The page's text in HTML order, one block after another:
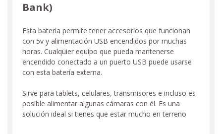
Bank)
Esta batería permite tener accesorios que funcionan
con 5v y alimentación USB encendidos por muchas
horas. Cualquier equipo que pueda mantenerse
encendido conectado a un puerto USB puede usarse
con esta batería externa.
Sirve para tablets, celulares, transmisores e incluso es
posible alimentar algunas cámaras con él. Es una
solución ideal si tienes que estar mucho en terreno